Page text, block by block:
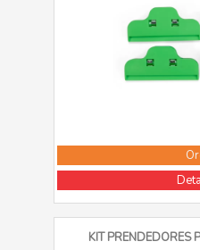
KIT PRENDEDORES